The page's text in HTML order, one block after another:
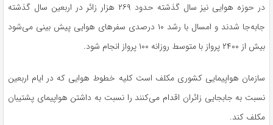
در حوزه هوایی نیز سال گذشته حدود ۲۶۹ هزار زائر در اربعین سال گذشته
جابه‌جا شدند و امسال با رشد ۱۰ درصدی سفر‌های هوایی پیش بینی می‌شود
بیش از ۲۴۰۰ پرواز با متوسط روزانه ۱۰۰ پرواز انجام شود.
سازمان هواپیمایی کشوری مکلف است کلیه خطوط هوایی که در ایام اربعین
نسبت به جابجایی زائران اقدام می‌کنند را نسبت به داشتن هواپیمای پشتیبان
مکلف کند.